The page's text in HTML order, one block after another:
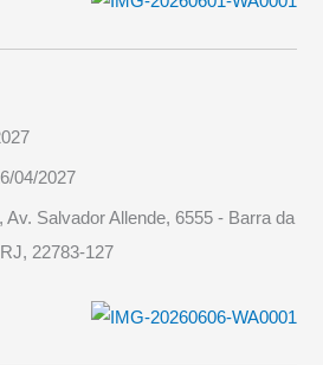
04/2027
Av. Salvador Allende, 6555 - Barra da
22783-127